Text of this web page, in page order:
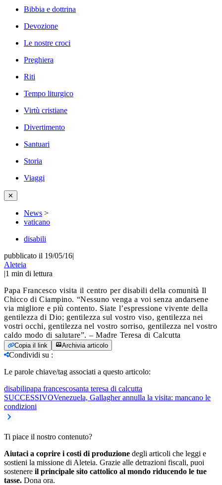
Bibbia e dottrina
Devozione
Le nostre croci
Preghiera
Riti
Tempo liturgico
Virtù cristiane
Divertimento
Santuari
Storia
Viaggi
✕
News >
vaticano
disabili
pubblicato il 19/05/16|
Aleteia
|1 min di lettura
Papa Francesco visita il centro per disabili della comunità Il
Chicco di Ciampino. “Nessuno venga a voi senza andarsene
via migliore e più contento. Siate l’espressione vivente della
gentilezza di Dio; gentilezza sul vostro viso, gentilezza nei
vostri occhi, gentilezza nel vostro sorriso, gentilezza nel vostro
caldo modo di salutare”. – Madre Teresa di Calcutta
Copia il link Archivia articolo
Condividi su :
Le parole chiave/tag associati a questo articolo:
disabilipapa francescosanta teresa di calcutta
SUCCESSIVOVenezuela, Gallagher annulla la visita: mancano le
condizioni
Ti piace il nostro contenuto?
Aiutaci a coprire i costi di produzione degli articoli che leggi e
sostieni la missione di Aleteia. Grazie alle detrazioni fiscali, puoi
sostenere il principale sito cattolico al mondo riducendo le tue
tasse. Dona ora.